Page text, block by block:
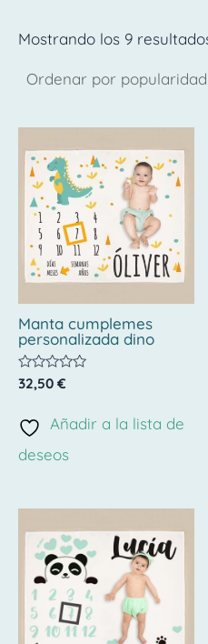
Mostrando los 9
Manta cumplemes
personalizada dino
Valorado
con
de
5
32,50 €
Añadir a la lista de
deseos